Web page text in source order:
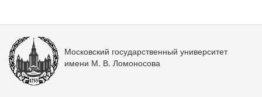
Московский государственный университет
имени М. В. Ломоносова